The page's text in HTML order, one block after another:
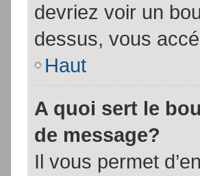
devriez voir un
dessus, vous
Haut
A quoi sert le
de message?
Il vous permet